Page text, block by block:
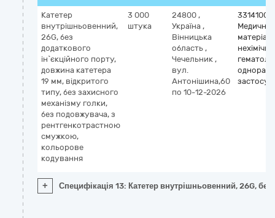
Катетер
внутрішньовенний,
26G, без
додаткового
ін`єкційного порту,
довжина катетера
19 мм, відкритого
типу, без захисного
механізму голки,
без подовжувача, з
рентгенкотрастною
смужкою,
кольорове
кодування
3 000
штука
24800 ,
Україна ,
Вінницька
область ,
Чечельник ,
вул.
Антонішина,60
по 10-12-2026
Медичні
нехімічні
+ Специфікація 13: Катетер внутрішньовенний, 26G,